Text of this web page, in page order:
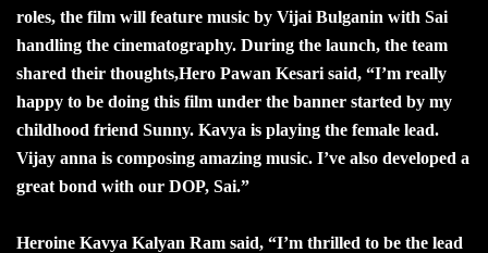
roles, the film will feature music by Vijai Bulganin with Sai
handling the cinematography. During the launch, the team
shared their thoughts,Hero Pawan Kesari said, “I’m really
happy to be doing this film under the banner started by my
childhood friend Sunny. Kavya is playing the female lead.
Vijay anna is composing amazing music. I’ve also developed a
great bond with our DOP, Sai.”
Heroine Kavya Kalyan Ram said, “I’m thrilled to be the lead